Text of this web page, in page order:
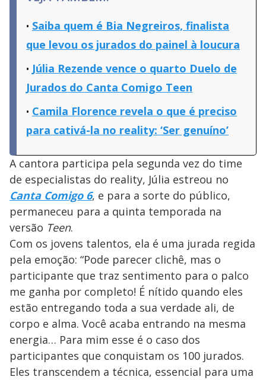
Saiba quem é Bia Negreiros, finalista
que levou os jurados do painel à loucura
Júlia Rezende vence o quarto Duelo de
Jurados do Canta Comigo Teen
Camila Florence revela o que é preciso
para cativá-la no reality: ‘Ser genuíno’
A cantora participa pela segunda vez do time
de especialistas do reality, Júlia estreou no
Canta Comigo 6, e para a sorte do público,
permaneceu para a quinta temporada na
versão Teen.
Com os jovens talentos, ela é uma jurada regida
pela emoção: “Pode parecer clichê, mas o
participante que traz sentimento para o palco
me ganha por completo! É nítido quando eles
estão entregando toda a sua verdade ali, de
corpo e alma. Você acaba entrando na mesma
energia… Para mim esse é o caso dos
participantes que conquistam os 100 jurados.
Eles transcendem a técnica, essencial para uma